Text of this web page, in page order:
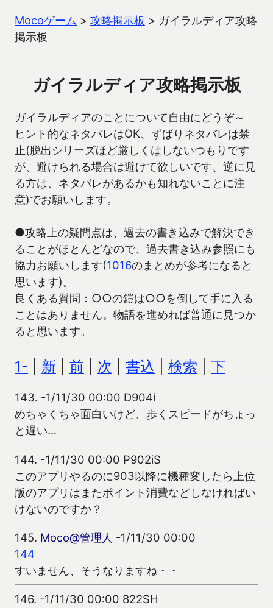
Mocoゲーム > 攻略掲示板 > ガイラルディア攻略
掲示板
ガイラルディア攻略掲示板
ガイラルディアのことについて自由にどうぞ～
ヒント的なネタバレはOK、ずばりネタバレは禁
止(脱出シリーズほど厳しくはしないつもりです
が、避けられる場合は避けて欲しいです、逆に見
る方は、ネタバレがあるかも知れないことに注
意)でお願いします。
●攻略上の疑問点は、過去の書き込みで解決でき
ることがほとんどなので、過去書き込み参照にも
協力お願いします(1016のまとめが参考になると
思います)。
良くある質問：○○の鎧は○○を倒して手に入る
ことはありません。物語を進めれば普通に見つか
ると思います。
1- 新 前 次 書込 検索 下
143. -1/11/30 00:00 D904i
めちゃくちゃ面白いけど、歩くスピードがちょっ
と遅い…
144. -1/11/30 00:00 P902iS
このアプリやるのに903以降に機種変したら上位
版のアプリはまたポイント消費などしなければい
けないのですか？
145. Moco@管理人 -1/11/30 00:00
144
すいません、そうなりますね・・
146. -1/11/30 00:00 822SH